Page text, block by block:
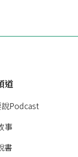
道
Podcast
事
書